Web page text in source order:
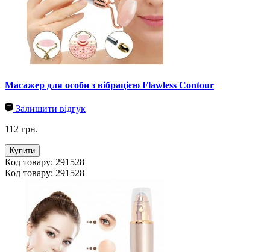
Масажер для особи з вібрацією Flawless Contour
Залишити відгук
112 грн.
Купити
Код товару: 291528
Код товару: 291528